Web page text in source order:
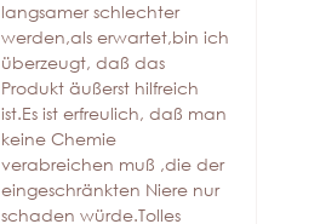
langsamer schlechter
werden,als erwartet,bin ich
überzeugt, daß das
Produkt äußerst hilfreich
ist.Es ist erfreulich, daß man
keine Chemie
verabreichen muß ,die der
eingeschränkten Niere nur
schaden würde.Tolles